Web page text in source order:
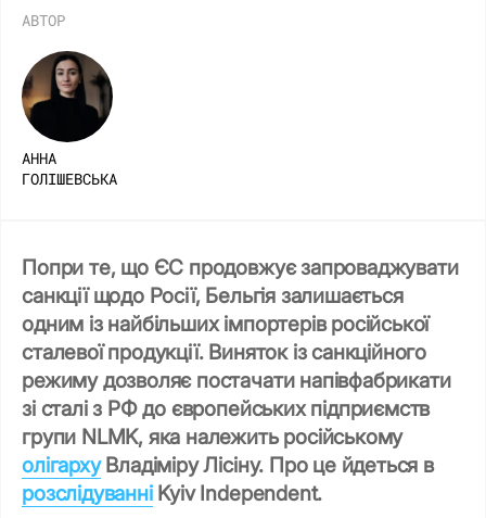
АВТОР
АННА
ГОЛІШЕВСЬКА
Попри те, що ЄС продовжує запроваджувати
санкції щодо Росії, Бельгія залишається
одним із найбільших імпортерів російської
сталевої продукції. Виняток із санкційного
режиму дозволяє постачати напівфабрикати
зі сталі з РФ до європейських підприємств
групи NLMK, яка належить російському
олігархуВладіміру Лісіну. Про це йдеться в
розслідуванніKyiv Independent.